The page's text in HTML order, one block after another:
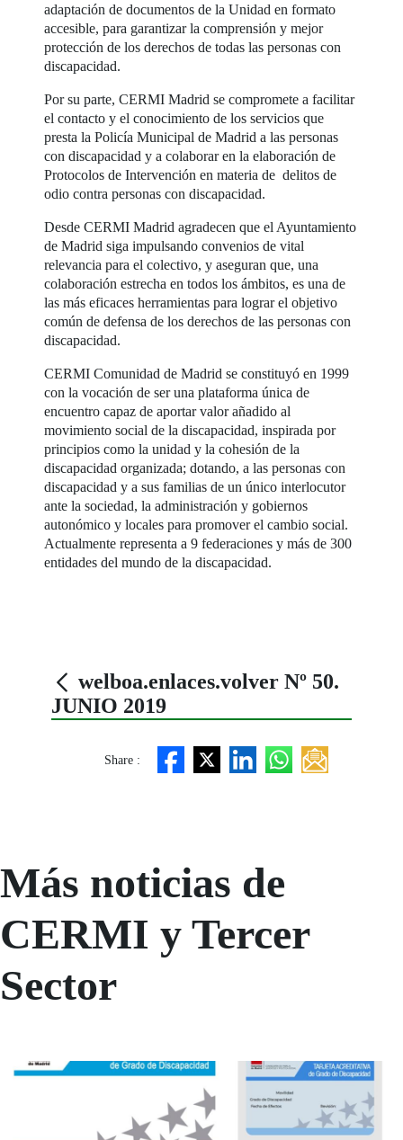
adaptación de documentos de la Unidad en formato
accesible, para garantizar la comprensión y mejor
protección de los derechos de todas las personas con
discapacidad.
Por su parte, CERMI Madrid se compromete a facilitar
el contacto y el conocimiento de los servicios que
presta la Policía Municipal de Madrid a las personas
con discapacidad y a colaborar en la elaboración de
Protocolos de Intervención en materia de delitos de
odio contra personas con discapacidad.
Desde CERMI Madrid agradecen que el Ayuntamiento
de Madrid siga impulsando convenios de vital
relevancia para el colectivo, y aseguran que, una
colaboración estrecha en todos los ámbitos, es una de
las más eficaces herramientas para lograr el objetivo
común de defensa de los derechos de las personas con
discapacidad.
CERMI Comunidad de Madrid se constituyó en 1999
con la vocación de ser una plataforma única de
encuentro capaz de aportar valor añadido al
movimiento social de la discapacidad, inspirada por
principios como la unidad y la cohesión de la
discapacidad organizada; dotando, a las personas con
discapacidad y a sus familias de un único interlocutor
ante la sociedad, la administración y gobiernos
autonómico y locales para promover el cambio social.
Actualmente representa a 9 federaciones y más de 300
entidades del mundo de la discapacidad.
welboa.enlaces.volver Nº 50.
JUNIO 2019
Share :
Más noticias de
CERMI y Tercer
Sector